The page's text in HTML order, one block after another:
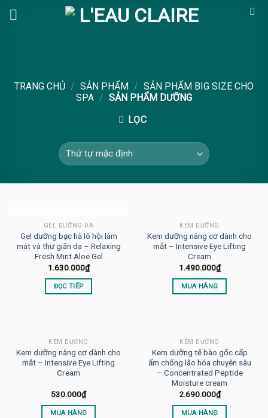
Skip
TRANG CHỦ / SẢN PHẨM / SẢN PHẨM BIG SIZE CHO
SPA / SẢN PHẨM DƯỠNG
LỌC
HẾT HÀNG
GEL DƯỠNG DA
Gel dưỡng bạc hà lô hội làm
mát và thư giãn da – Relaxing
Fresh Mint Aloe Gel
1.630.000₫
ĐỌC TIẾP
KEM DƯỠNG
Kem dưỡng nâng cơ dành cho
mắt – Intensive Eye Lifting
Cream
1.490.000₫
MUA HÀNG
KEM DƯỠNG
Kem dưỡng nâng cơ dành cho
mắt – Intensive Eye Lifting
Cream
530.000₫
MUA HÀNG
KEM DƯỠNG
Kem dưỡng tế bào gốc cấp
ẩm chống lão hóa chuyên sâu
– Concentrated Peptide
Moisture cream
2.690.000₫
MUA HÀNG